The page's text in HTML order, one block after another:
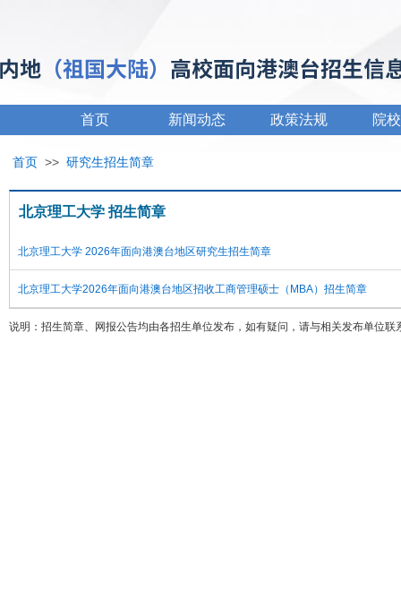
首页 新闻动态 政策法规 院
首页 >> 研究生招生简章
北京理工大学 招生简章
北京理工大学 2026年面向港澳台地区研究生招生简章
北京理工大学2026年面向港澳台地区招收工商管理硕士（MBA）招生简章
说明：招生简章、网报公告均由各招生单位发布，如有疑问，请与相关发布单位